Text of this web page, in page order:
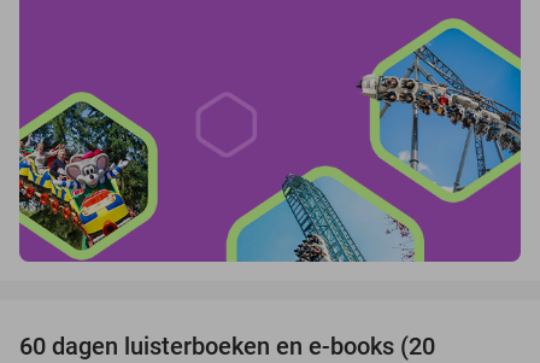
60 dagen luisterboeken en e-books (20